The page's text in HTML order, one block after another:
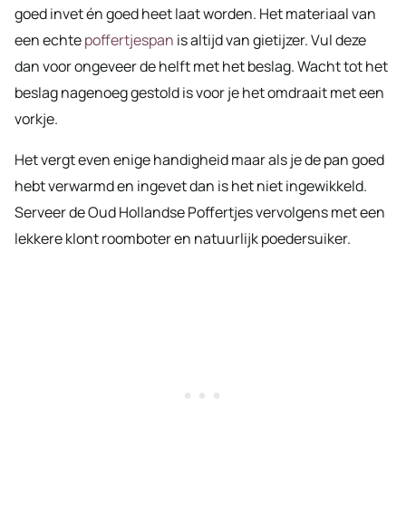
goed invet én goed heet laat worden. Het materiaal van
een echtepoffertjespan is altijd van gietijzer. Vul deze
dan voor ongeveer de helft met het beslag. Wacht tot het
beslag nagenoeg gestold is voor je het omdraait met een
vorkje.
Het vergt even enige handigheid maar als je de pan goed
hebt verwarmd en ingevet dan is het niet ingewikkeld.
Serveer de Oud Hollandse Poffertjes vervolgens met een
lekkere klont roomboter en natuurlijk poedersuiker.